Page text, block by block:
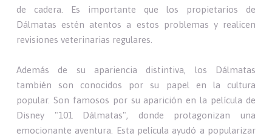
de cadera. Es importante que los propietarios de
Dálmatas estén atentos a estos problemas y realicen
revisiones veterinarias regulares.
Además de su apariencia distintiva, los Dálmatas
también son conocidos por su papel en la cultura
popular. Son famosos por su aparición en la película de
Disney "101 Dálmatas", donde protagonizan una
emocionante aventura. Esta película ayudó a popularizar